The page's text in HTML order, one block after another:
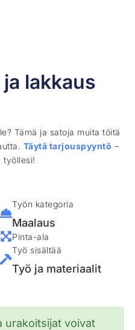
lakkaus
Tämä ja satoja muita töitä
Täytä tarjouspyyntö –
työllesi!
Työn kategoria
Maalaus
Pinta-ala
Työ sisältää
Työ ja materiaalit
urakoitsijat voivat